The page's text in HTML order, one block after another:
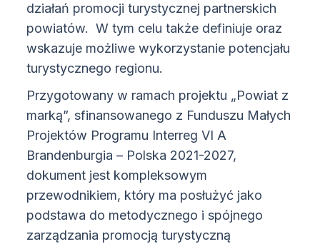
działań promocji turystycznej partnerskich
powiatów. W tym celu także definiuje oraz
wskazuje możliwe wykorzystanie potencjału
turystycznego regionu.
Przygotowany w ramach projektu „Powiat z
marką”, sfinansowanego z Funduszu Małych
Projektów Programu Interreg VI A
Brandenburgia – Polska 2021-2027,
dokument jest kompleksowym
przewodnikiem, który ma posłużyć jako
podstawa do metodycznego i spójnego
zarządzania promocją turystyczną